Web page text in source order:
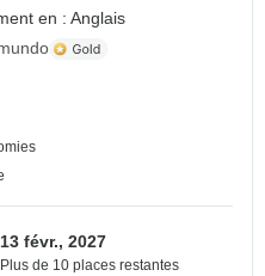
en : Anglais
13 févr., 2027
Plus de 10 places restantes